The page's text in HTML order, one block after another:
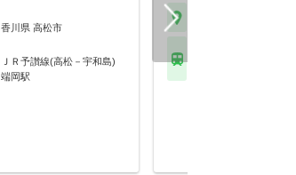
香川県 高松市
ＪＲ予讃線(高松－宇和島)
端岡駅